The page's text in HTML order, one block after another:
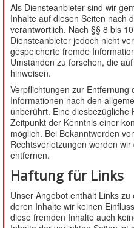
Als Diensteanbieter sind wir
Inhalte auf diesen Seiten nach
verantwortlich. Nach §§ 8 bis
Diensteanbieter jedoch nicht
gespeicherte fremde
Umständen zu forschen, die
hinweisen.
Verpflichtungen zur
Informationen nach den
unberührt. Eine
Zeitpunkt der Kenntnis einer
möglich. Bei Bekanntwerden
Rechtsverletzungen werden
entfernen.
Haftung für Links
Unser Angebot enthält Links
deren Inhalte wir keinen
diese fremden Inhalte auch